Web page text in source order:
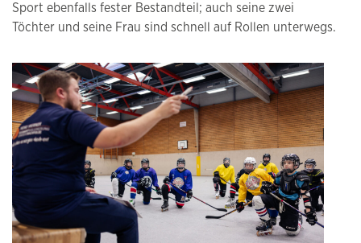
Sport ebenfalls fester Bestandteil; auch seine zwei
Töchter und seine Frau sind schnell auf Rollen unterwegs.